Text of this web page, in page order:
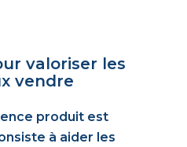
valoriser les
vendre
produit est
à aider les